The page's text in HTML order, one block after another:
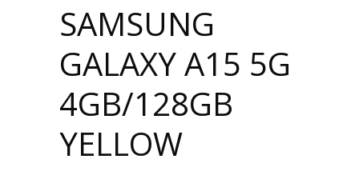
SAMSUNG
GALAXY A15 5G
4GB/128GB
YELLOW